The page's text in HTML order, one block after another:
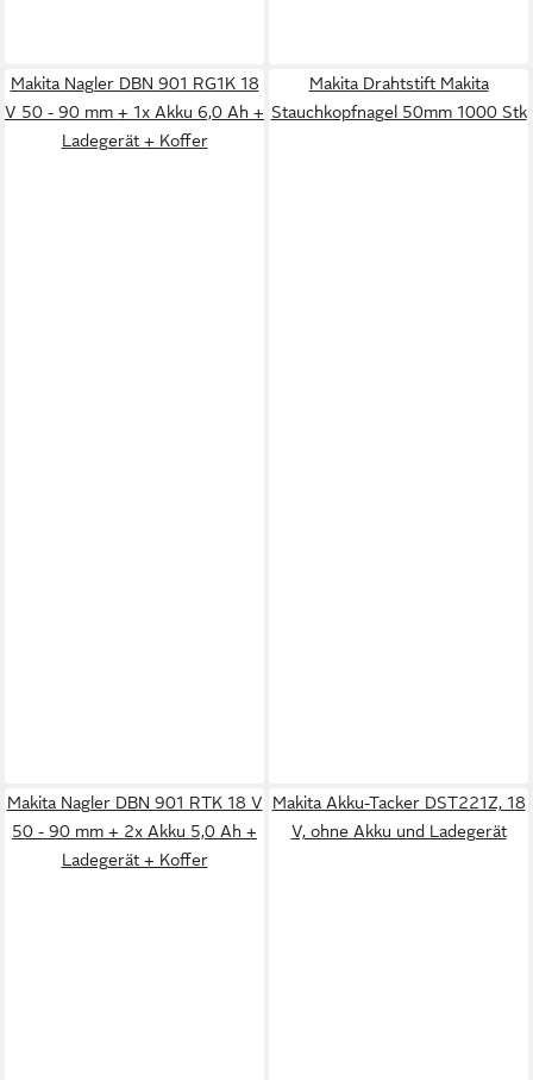
Makita Nagler DBN 901 RG1K 18
V 50 - 90 mm + 1x Akku 6,0 Ah +
Ladegerät + Koffer
Makita Drahtstift Makita
Stauchkopfnagel 50mm 1000 Stk
Makita Nagler DBN 901 RTK 18 V
50 - 90 mm + 2x Akku 5,0 Ah +
Ladegerät + Koffer
Makita Akku-Tacker DST221Z, 18
V, ohne Akku und Ladegerät